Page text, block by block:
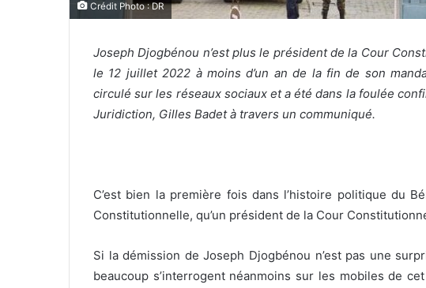
Crédit Photo : DR
Joseph Djogbénou n’est plus le président de la Cour
le 12 juillet 2022 à moins d’un an de la fin de son
circulé sur les réseaux sociaux et a été dans la foulée
Juridiction, Gilles Badet à travers un communiqué.
C’est bien la première fois dans l’histoire politique du
Constitutionnelle, qu’un président de la Cour
Si la démission de Joseph Djogbénou n’est pas une
beaucoup s’interrogent néanmoins sur les mobiles de